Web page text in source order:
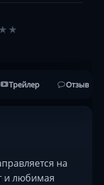
★ ★
Трейлер Отзывы
на
и любимая